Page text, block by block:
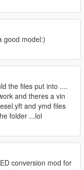
good model:)
the files put into ....
and theres a vin
and ymd files
folder ...lol
conversion mod for